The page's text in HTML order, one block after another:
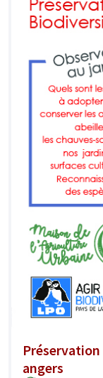
angers